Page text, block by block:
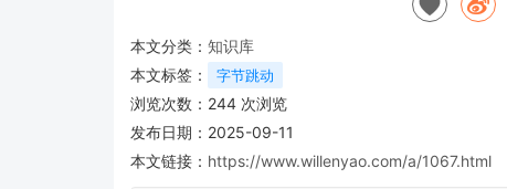
本文分类： 知识库
本文标签：
字节跳动
浏览次数： 244 次浏览
发布日期：2025-09-11
本文链接： https://www.willenyao.com/a/1067.html